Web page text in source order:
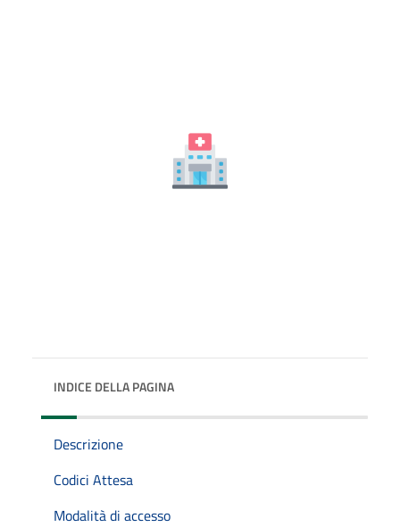
INDICE DELLA PAGINA
Descrizione
Codici Attesa
Modalità di accesso